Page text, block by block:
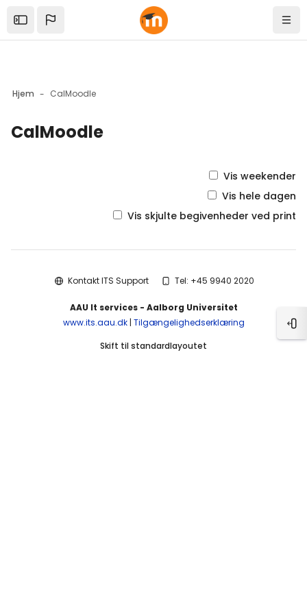
Skip to sidebar navigation menu
Skip to mobile navigation menu
Skip to top bar navigation menu
Open the sidebar
Hjem CalMoodle
CalMoodle
Vis weekender
Vis hele dagen
Vis skjulte begivenheder ved print
Kontakt ITS Support Tel: +45 9940 2020
AAU It services - Aalborg Universitet
www.its.aau.dk| Tilgængelighedserklæring
Skift til standardlayoutet